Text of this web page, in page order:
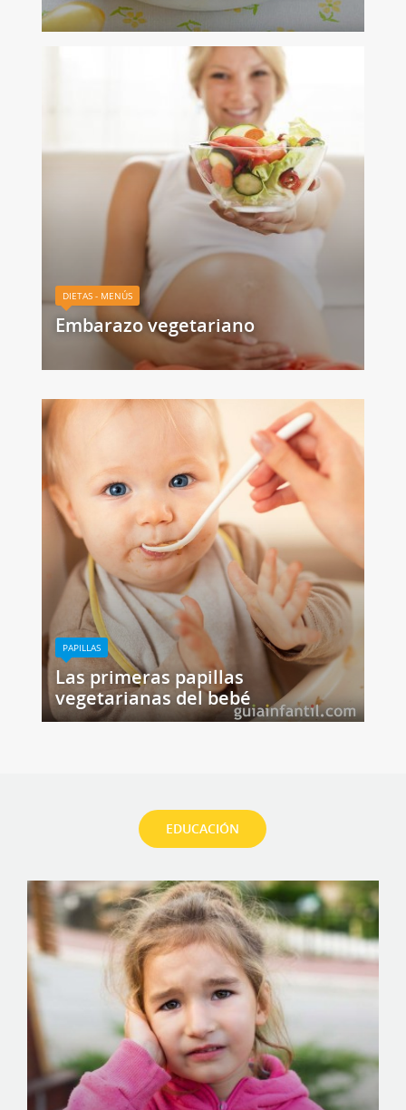
DIETAS - MENÚS
Embarazo vegetariano
PAPILLAS
Las primeras papillas
vegetarianas del bebé
EDUCACIÓN